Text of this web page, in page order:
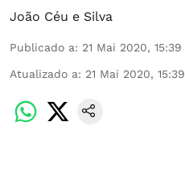
João Céu e Silva
Publicado a: 21 Mai 2020, 15:39
Atualizado a: 21 Mai 2020, 15:39